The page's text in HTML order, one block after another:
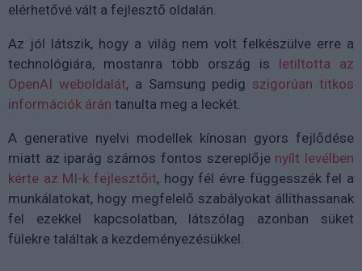
elérhetővé vált a fejlesztő oldalán.
Az jól látszik, hogy a világ nem volt felkészülve erre a
technológiára, mostanra több ország is letiltotta az
OpenAI weboldalát, a Samsung pedig szigorúan titkos
információk árán tanulta meg a leckét.
A generative nyelvi modellek kínosan gyors fejlődése
miatt az iparág számos fontos szereplője nyílt levélben
kérte az MI-k fejlesztőit, hogy fél évre függesszék fel a
munkálatokat, hogy megfelelő szabályokat állíthassanak
fel ezekkel kapcsolatban, látszólag azonban süket
fülekre találtak a kezdeményezésükkel.